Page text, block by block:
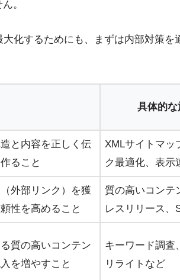
。
化するためにも、まずは内部対策を
具体的な
と内容を正しく伝
ること
XMLサイトマッ
ク最適化、表示
外部リンク）を獲
性を高めること
質の高いコンテ
レスリリース、
質の高いコンテン
を増やすこと
キーワード調査
リライトなど